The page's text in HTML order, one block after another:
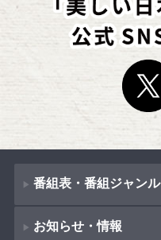
番組表・番組ジャンル
番組表
お知らせ・情報